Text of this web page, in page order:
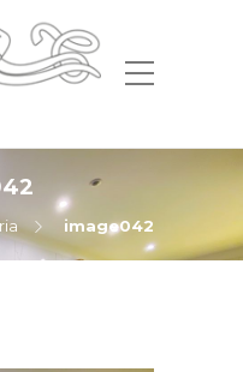
image042